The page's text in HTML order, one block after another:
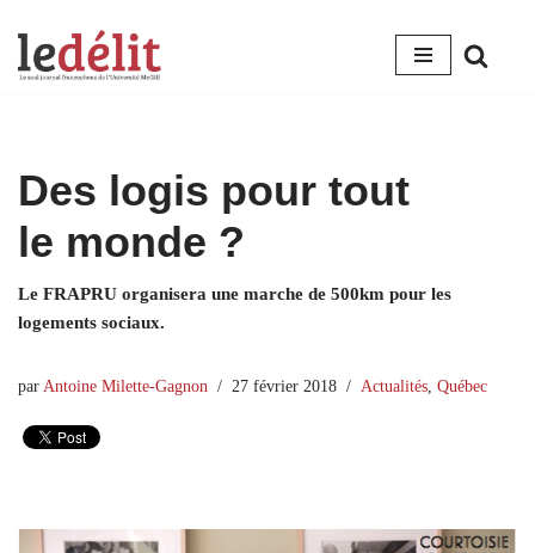
Aller
Des logis pour tout
le monde ?
Le FRAPRU organisera une marche de 500km pour les
logements sociaux.
par Antoine Milette-Gagnon 27 février 2018 Actualités Québec